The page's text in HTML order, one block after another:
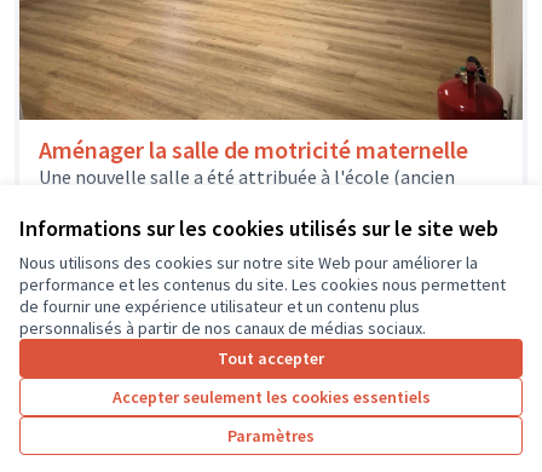
Informations sur les cookies utilisés sur le site web
Nous utilisons des cookies sur notre site Web pour améliorer la
performance et les contenus du site. Les cookies nous permettent
de fournir une expérience utilisateur et un contenu plus
personnalisés à partir de nos canaux de médias sociaux.
Tout accepter
Accepter seulement les cookies essentiels
Paramètres
Aménager la salle de motricité maternelle
Une nouvelle salle a été attribuée à l'école (ancien
nous la destinons à...
Résultats par page : 25
3 … 7